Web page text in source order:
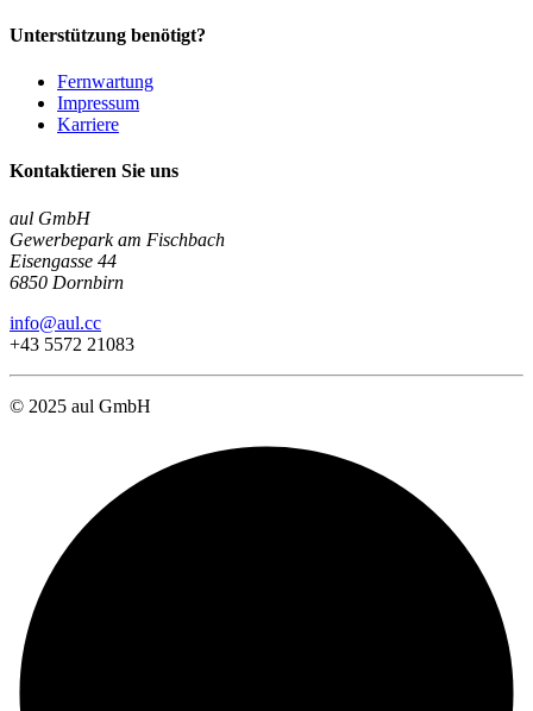
Unterstützung benötigt?
Fernwartung
Impressum
Karriere
Kontaktieren Sie uns
aul GmbH
Gewerbepark am Fischbach
Eisengasse 44
6850 Dornbirn
info@aul.cc
+43 5572 21083
© 2025 aul GmbH